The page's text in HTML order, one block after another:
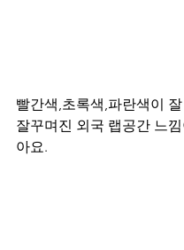
빨간색,초록색,파란색이
잘꾸며진 외국 랩공간 느
아요.